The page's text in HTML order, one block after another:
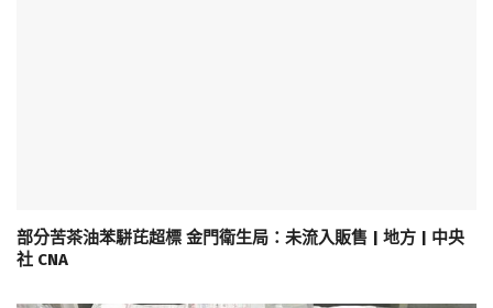
部分苦茶油苯駢芘超標 金門衛生局：未流入販售 | 地方 | 中央
社 CNA